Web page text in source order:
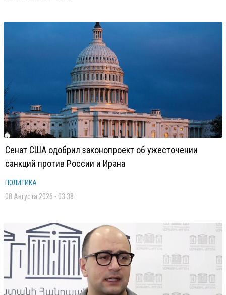
Сенат США одобрил законопроект об ужесточении
санкций против России и Ирана
ПОЛИТИКА
08 Августа 2026 - 03:38